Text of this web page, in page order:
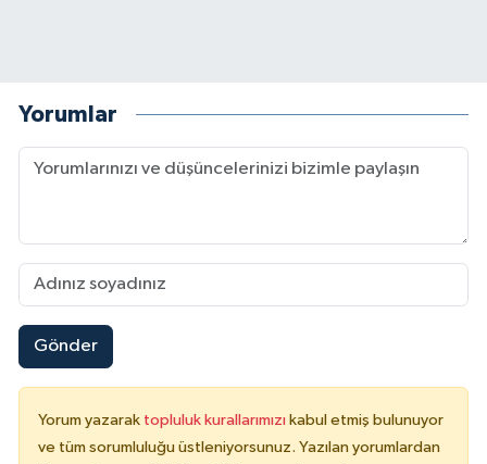
Yorumlar
Gönder
Yorum yazarak topluluk kurallarımızı kabul etmiş bulunuyor
ve tüm sorumluluğu üstleniyorsunuz. Yazılan yorumlardan